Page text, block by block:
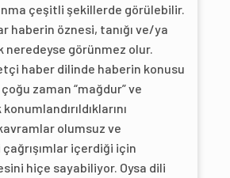
çeşitli şekillerde görülebilir.
haberin öznesi, tanığı ve/ya
neredeyse görünmez olur.
haber dilinde haberin konusu
zaman “mağdur” ve
olumsuz ve
içerdiği için
hiçe sayabiliyor. Oysa dili